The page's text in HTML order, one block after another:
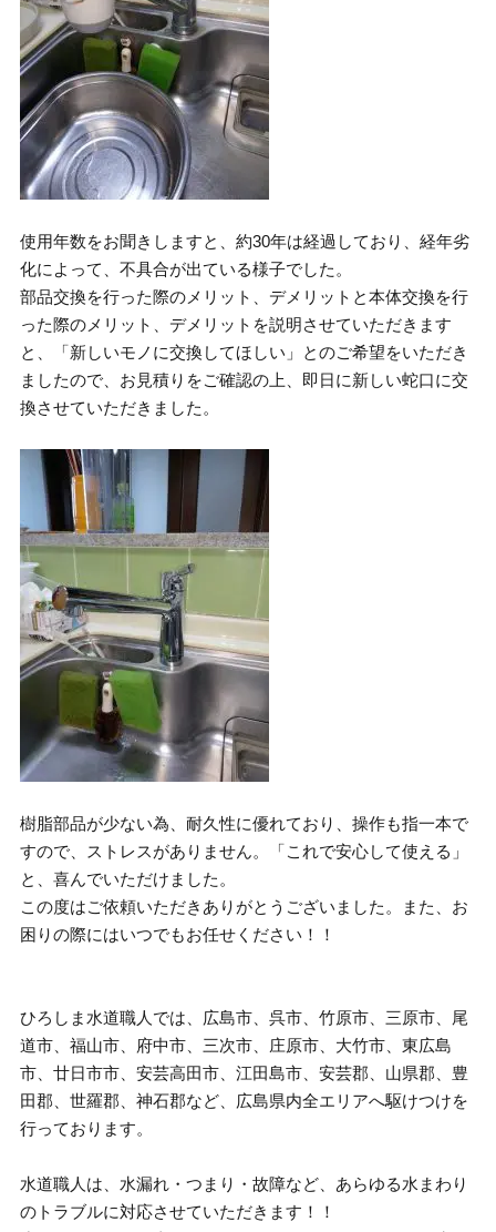
使用年数をお聞きしますと、約30年は経過しており、経年劣
化によって、不具合が出ている様子でした。
部品交換を行った際のメリット、デメリットと本体交換を行
った際のメリット、デメリットを説明させていただきます
と、「新しいモノに交換してほしい」とのご希望をいただき
ましたので、お見積りをご確認の上、即日に新しい蛇口に交
換させていただきました。
樹脂部品が少ない為、耐久性に優れており、操作も指一本で
すので、ストレスがありません。「これで安心して使える」
と、喜んでいただけました。
この度はご依頼いただきありがとうございました。また、お
困りの際にはいつでもお任せください！！
ひろしま水道職人では、広島市、呉市、竹原市、三原市、尾
道市、福山市、府中市、三次市、庄原市、大竹市、東広島
市、廿日市市、安芸高田市、江田島市、安芸郡、山県郡、豊
田郡、世羅郡、神石郡など、広島県内全エリアへ駆けつけを
行っております。
水道職人は、水漏れ・つまり・故障など、あらゆる水まわり
のトラブルに対応させていただきます！！